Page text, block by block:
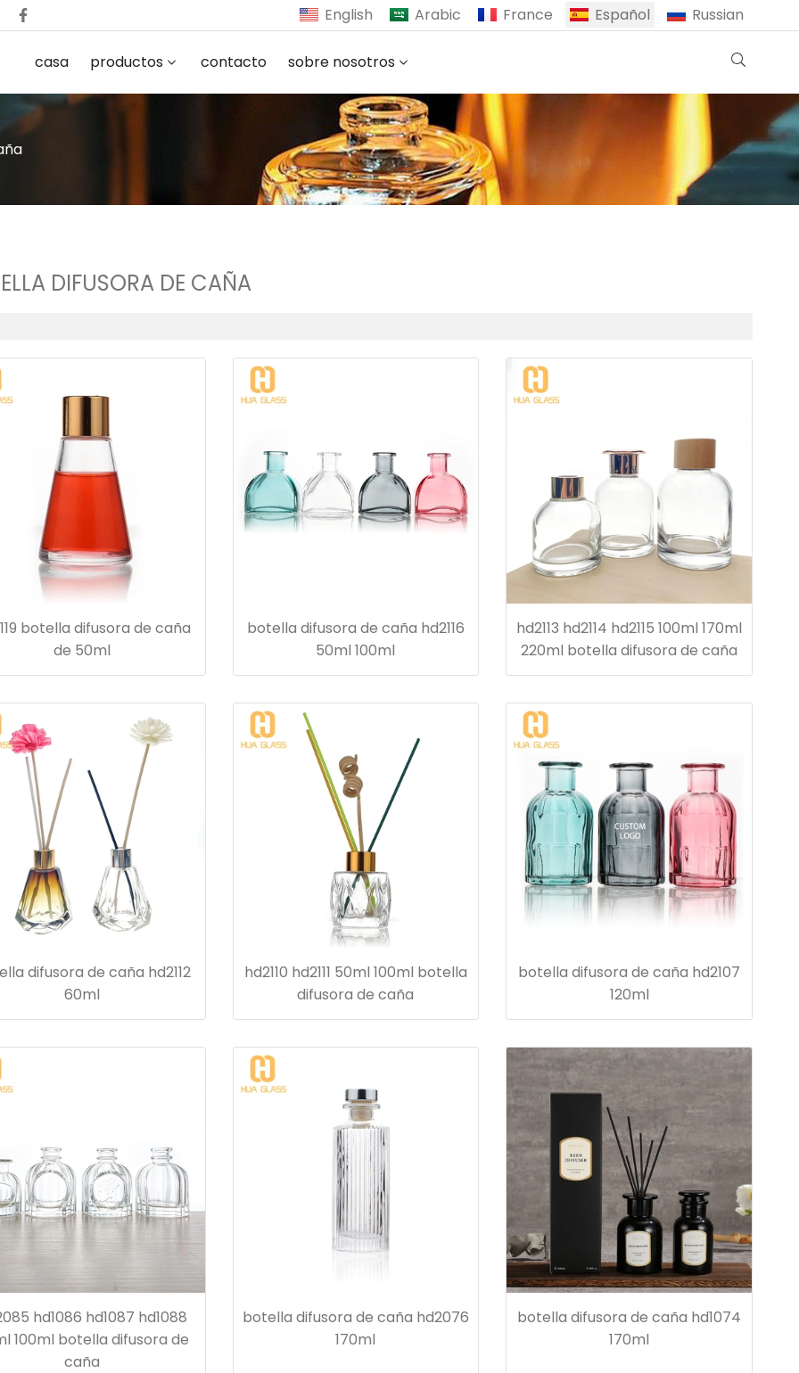
English Arabic France Español Russian
casa productos contacto sobre nosotros
DIFUSORA DE CAÑA
botella difusora de caña
de 50ml
botella difusora de caña hd2116
50ml 100ml
hd2113 hd2114 hd2115 100ml 170ml
220ml botella difusora de caña
difusora de caña hd2112
60ml
hd2110 hd2111 50ml 100ml botella
difusora de caña
botella difusora de caña hd2107
120ml
hd1086 hd1087 hd1088
100ml botella difusora de
caña
botella difusora de caña hd2076
170ml
botella difusora de caña hd1074
​​170ml